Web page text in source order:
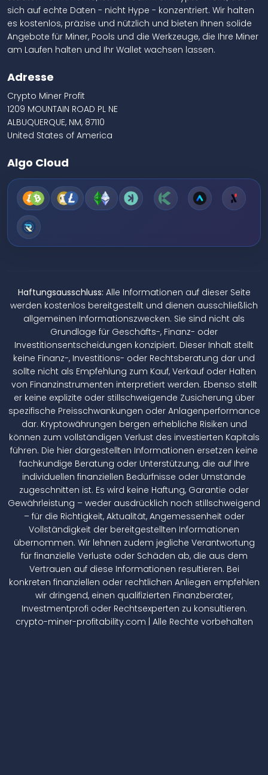
sich auf echte Daten - nicht Hype - konzentriert. Wir halten
es kostenlos, präzise und nützlich und bieten Ihnen solide
Angebote für Miner, Pools und die Werkzeuge, die Ihre Miner
am Laufen halten und Ihr Wallet wachsen lassen.
Adresse
Crypto Miner Profit
1209 MOUNTAIN ROAD PL NE
ALBUQUERQUE, NM, 87110
United States of America
Algo Cloud
Haftungsausschluss: Alle Informationen auf dieser Seite
werden kostenlos bereitgestellt und dienen ausschließlich
allgemeinen Informationszwecken. Sie sind nicht als
Grundlage für Geschäfts-, Finanz- oder
Investitionsentscheidungen konzipiert. Dieser Inhalt stellt
keine Finanz-, Investitions- oder Rechtsberatung dar und
sollte nicht als Empfehlung zum Kauf, Verkauf oder Halten
von Finanzinstrumenten interpretiert werden. Ebenso stellt
er keine explizite oder stillschweigende Zusicherung über
spezifische Preisschwankungen oder Anlagenperformance
dar. Kryptowährungen bergen erhebliche Risiken und
können zum vollständigen Verlust des investierten Kapitals
führen. Die hier dargestellten Informationen ersetzen keine
fachkundige Beratung oder Unterstützung, die auf Ihre
individuellen finanziellen Bedürfnisse oder Umstände
zugeschnitten ist. Es wird keine Haftung, Garantie oder
Gewährleistung – weder ausdrücklich noch stillschweigend
– für die Richtigkeit, Aktualität, Angemessenheit oder
Vollständigkeit der bereitgestellten Informationen
übernommen. Wir lehnen zudem jegliche Verantwortung
für finanzielle Verluste oder Schäden ab, die aus dem
Vertrauen auf diese Informationen resultieren. Bei
konkreten finanziellen oder rechtlichen Anliegen empfehlen
wir dringend, einen qualifizierten Finanzberater,
Investmentprofi oder Rechtsexperten zu konsultieren.
crypto-miner-profitability.com | Alle Rechte vorbehalten